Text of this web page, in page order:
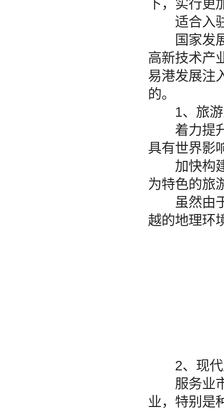
下，实行更
适合入驻
国家发展
高新技术产
易港发展注
的。
1、旅游
着力提升
具有世界影
加快构建
为特色的旅
虽然由于
越的地理环
2、现代
服务业市
业，特别是